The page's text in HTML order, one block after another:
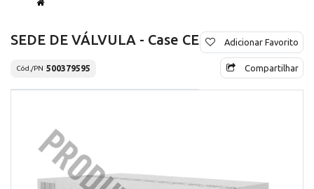
SEDE DE VÁLVULA - Case CE
Cód./PN 500379595
Adicionar Favorito
Compartilhar